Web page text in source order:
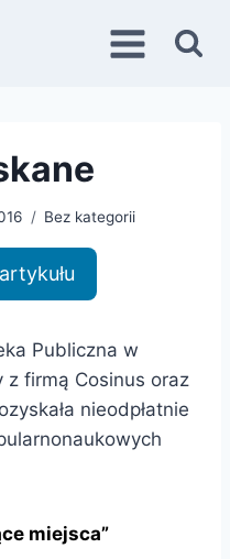
Bez kategorii
Publiczna w
z firmą Cosinus oraz
nieodpłatnie
miejsca”